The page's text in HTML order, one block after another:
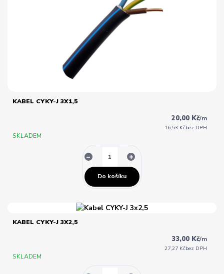
KABEL CYKY-J 3X1,5
20,00 Kč/m
16,53 Kčbez DPH
SKLADEM
Do košíku
KABEL CYKY-J 3X2,5
33,00 Kč/m
27,27 Kčbez DPH
SKLADEM